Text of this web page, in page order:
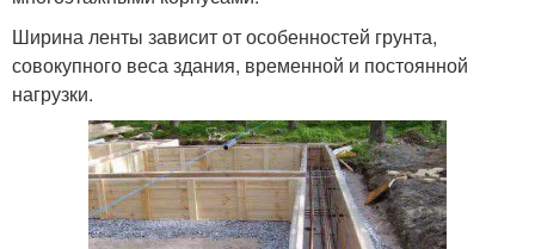
Ширина ленты зависит от особенностей грунта,
совокупного веса здания, временной и постоянной
нагрузки.